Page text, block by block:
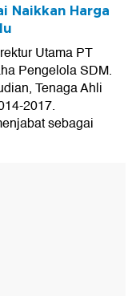
Naikkan Harga
Utama PT
Pengelola SDM.
Tenaga Ahli
2017.
sebagai